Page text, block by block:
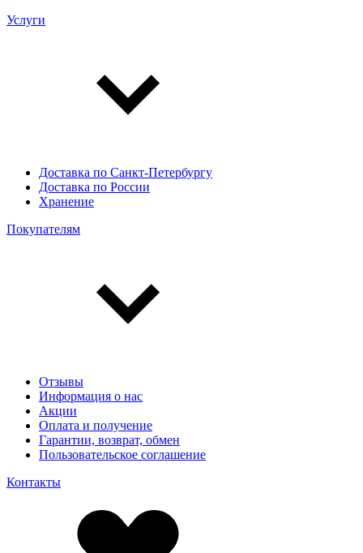
Услуги
Доставка по Санкт-Петербургу
Доставка по России
Хранение
Покупателям
Отзывы
Информация о нас
Акции
Оплата и получение
Гарантии, возврат, обмен
Пользовательское соглашение
Контакты